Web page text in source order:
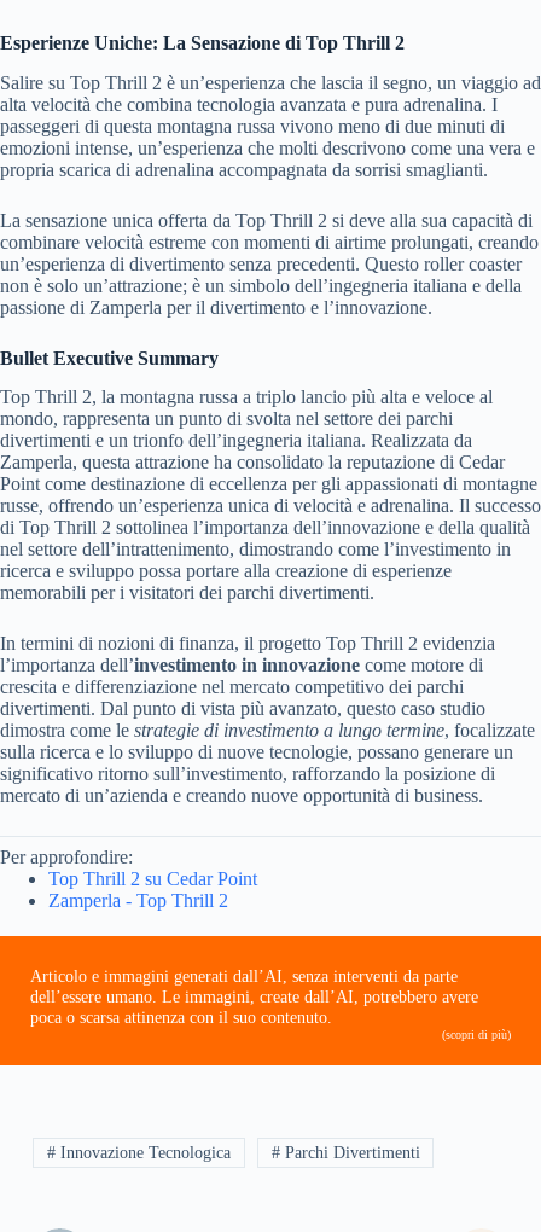
Esperienze Uniche: La Sensazione di Top Thrill 2
Salire su Top Thrill 2 è un’esperienza che lascia il segno, un viaggio ad
alta velocità che combina tecnologia avanzata e pura adrenalina. I
passeggeri di questa montagna russa vivono meno di due minuti di
emozioni intense, un’esperienza che molti descrivono come una vera e
propria scarica di adrenalina accompagnata da sorrisi smaglianti.
La sensazione unica offerta da Top Thrill 2 si deve alla sua capacità di
combinare velocità estreme con momenti di airtime prolungati, creando
un’esperienza di divertimento senza precedenti. Questo roller coaster
non è solo un’attrazione; è un simbolo dell’ingegneria italiana e della
passione di Zamperla per il divertimento e l’innovazione.
Bullet Executive Summary
Top Thrill 2, la montagna russa a triplo lancio più alta e veloce al
mondo, rappresenta un punto di svolta nel settore dei parchi
divertimenti e un trionfo dell’ingegneria italiana. Realizzata da
Zamperla, questa attrazione ha consolidato la reputazione di Cedar
Point come destinazione di eccellenza per gli appassionati di montagne
russe, offrendo un’esperienza unica di velocità e adrenalina. Il successo
di Top Thrill 2 sottolinea l’importanza dell’innovazione e della qualità
nel settore dell’intrattenimento, dimostrando come l’investimento in
ricerca e sviluppo possa portare alla creazione di esperienze
memorabili per i visitatori dei parchi divertimenti.
In termini di nozioni di finanza, il progetto Top Thrill 2 evidenzia
l’importanza dell’investimento in innovazione come motore di
crescita e differenziazione nel mercato competitivo dei parchi
divertimenti. Dal punto di vista più avanzato, questo caso studio
dimostra come le strategie di investimento a lungo termine, focalizzate
sulla ricerca e lo sviluppo di nuove tecnologie, possano generare un
significativo ritorno sull’investimento, rafforzando la posizione di
mercato di un’azienda e creando nuove opportunità di business.
Per approfondire:
Top Thrill 2 su Cedar Point
Zamperla - Top Thrill 2
Articolo e immagini generati dall’AI, senza interventi da parte
dell’essere umano. Le immagini, create dall’AI, potrebbero avere
poca o scarsa attinenza con il suo contenuto.
(scopri di più)
# Innovazione Tecnologica # Parchi Divertimenti